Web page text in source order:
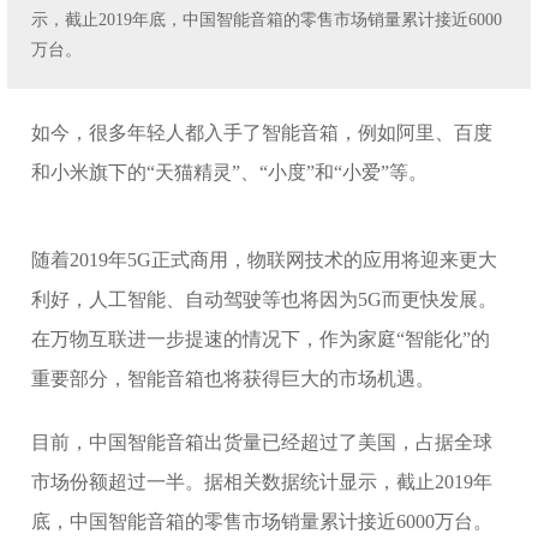
示，截止2019年底，中国智能音箱的零售市场销量累计接近6000
万台。
​如今，很多年轻人都入手了智能音箱，例如阿里、百度
和小米旗下的“天猫精灵”、“小度”和“小爱”等。
随着2019年5G正式商用，物联网技术的应用将迎来更大
利好，人工智能、自动驾驶等也将因为5G而更快发展。
在万物互联进一步提速的情况下，作为家庭“智能化”的
重要部分，智能音箱也将获得巨大的市场机遇。
目前，中国智能音箱出货量已经超过了美国，占据全球
市场份额超过一半。据相关数据统计显示，截止2019年
底，中国智能音箱的零售市场销量累计接近6000万台。